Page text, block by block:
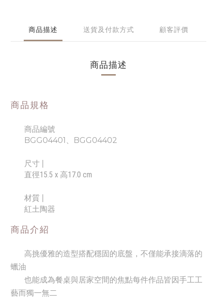
商品描述 送貨及付款方式 顧客評價
商品描述
商品規格
商品編號
BGG04401、BGG04402
尺寸
直徑15.5 x 高17.0 cm
材質 |
紅土陶器
商品介紹
高挑優雅的造型搭配穩固的底盤，不僅能承接滴落的
蠟油
也能成為餐桌與居家空間的焦點每件作品皆因手工工
藝而獨一無二